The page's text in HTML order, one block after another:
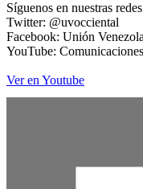
Síguenos en nuestras
Twitter: @uvocciental
Facebook: Unión
YouTube:
Ver en Youtube